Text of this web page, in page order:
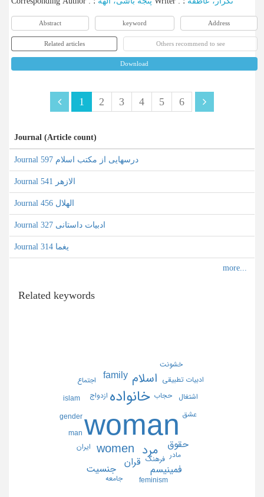
Abstract keyword Address
Related articles Others recommend to see
Download
1 2 3 4 5 6
Journal (Article count)
Journal درسهایی از مکتب اسلام 597
Journal الازهر 541
Journal الهلال 456
Journal ادبیات داستانی 327
Journal یغما 314
Related keywords
woman
خانواده
women مرد
اسلام
قران
حقوق
فمينيسم جنسيت
family
حجاب ازدواج
فرهنگ
feminism
عشق
ايران
جامعه
مادر
اجتماع
gender
اشتغال
man
ادبيات تطبيقي
islam
خشونت